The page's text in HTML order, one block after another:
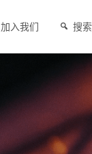
加入我们 搜索